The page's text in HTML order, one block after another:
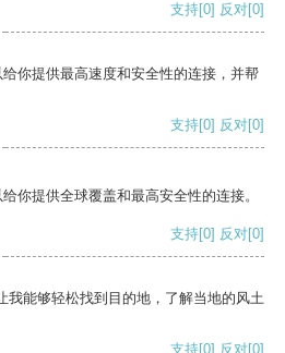
支持[0] 反对[0]
你提供最高速度和安全性的连接，并帮
支持[0] 反对[0]
你提供全球覆盖和最高安全性的连接。
支持[0] 反对[0]
我能够轻松找到目的地，了解当地的风土
支持[0] 反对[0]